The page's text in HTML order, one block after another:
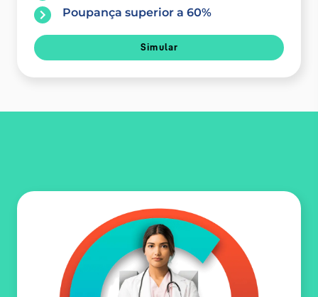
Poupança superior a 60%
Simular